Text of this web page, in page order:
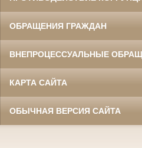
ОБРАЩЕНИЯ ГРАЖДАН
ВНЕПРОЦЕССУАЛЬНЫЕ
КАРТА САЙТА
ОБЫЧНАЯ ВЕРСИЯ САЙТА